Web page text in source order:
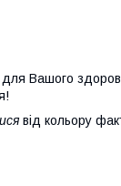
для Вашого
від кольору